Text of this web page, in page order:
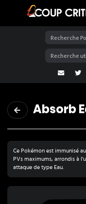
Coup Critique
adresse
Absorb
Ce Pokémon est immunisé
PVs maximums, arrondis à
attaque de type Eau.